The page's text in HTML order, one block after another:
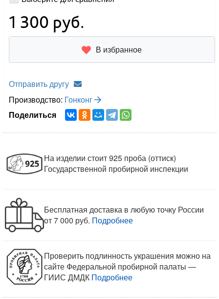
1 300 руб.
В избранное
Отправить другу
Производство: Гонконг
Поделиться
На изделии стоит 925 проба (оттиск)
Государственной пробирной инспекции
Бесплатная доставка в любую точку России
от 7 000 руб. Подробнее
Проверить подлинность украшения можно на
сайте Федеральной пробирной палаты —
ГИИС ДМДК Подробнее